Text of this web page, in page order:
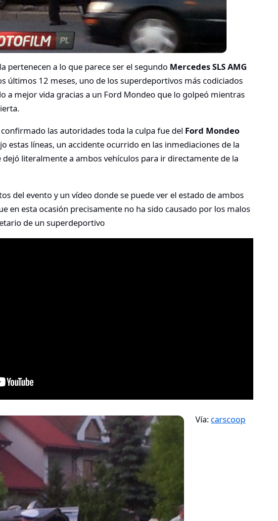
pertenecen a lo que parece ser el segundo Mercedes SLS AMG
últimos 12 meses, uno de los superdeportivos más codiciados
a mejor vida gracias a un Ford Mondeo que lo golpeó mientras
las autoridades toda la culpa fue del Ford Mondeo
estas líneas, un accidente ocurrido en las inmediaciones de la
dejó literalmente a ambos vehículos para ir directamente de la
del evento y un vídeo donde se puede ver el estado de ambos
en esta ocasión precisamente no ha sido causado por los malos
de un superdeportivo
Vía: carscoop